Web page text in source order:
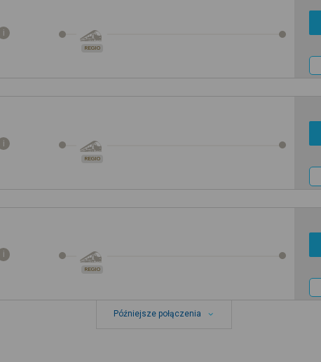
REGIO
REGIO
REGIO
Późniejsze połączenia